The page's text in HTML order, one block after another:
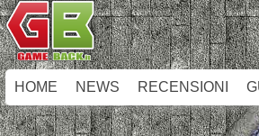
HOME NEWS RECENSIONI